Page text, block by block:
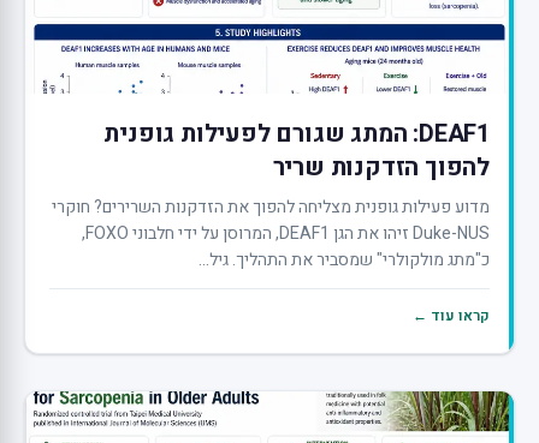
DEAF1: המתג שגורם לפעילות גופנית
להפוך הזדקנות שריר
מדוע פעילות גופנית מצליחה להפוך את הזדקנות השרירים? חוקרי
Duke-NUS זיהו את הגן DEAF1, המרוסן על ידי חלבוני FOXO,
כ"מתג מולקולרי" שמסביר את התהליך. גיל...
קראו עוד ←